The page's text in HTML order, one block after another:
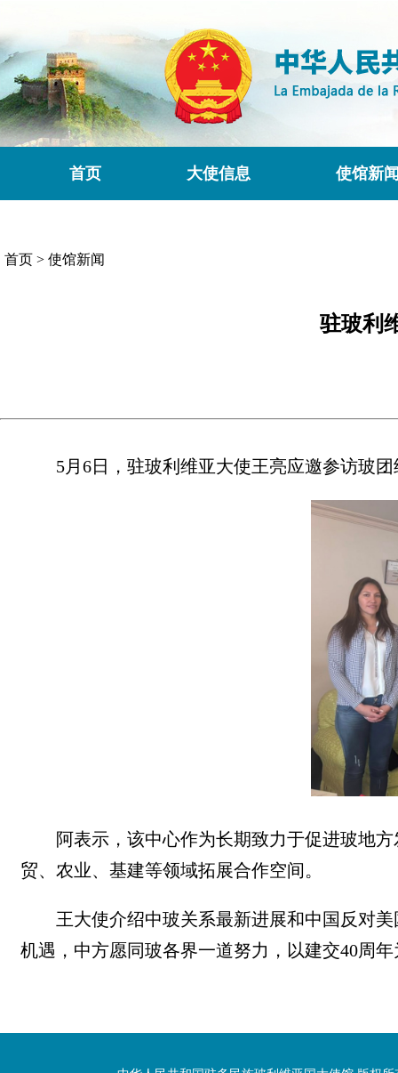
首页 大使信息 使馆新
首页 > 使馆新闻
驻玻利
5月6日，驻玻利维亚大使王亮应邀参访玻
阿表示，该中心作为长期致力于促进玻地
贸、农业、基建等领域拓展合作空间。
王大使介绍中玻关系最新进展和中国反对
机遇，中方愿同玻各界一道努力，以建交40周